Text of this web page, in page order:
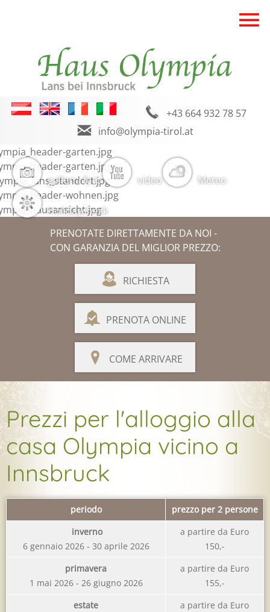
+43 664 932 78 57
info@olympia-tirol.at
galleria foto video Meteo
Holidaycheck
PRENOTATE DIRETTAMENTE DA NOI -
CON GARANZIA DEL MIGLIOR PREZZO:
RICHIESTA
PRENOTA ONLINE
COME ARRIVARE
Prezzi per l'alloggio alla
casa Olympia vicino a
Innsbruck
periodo
prezzo per 2 persone
inverno
6 gennaio 2026 - 30 aprile 2026
a partire da Euro
150,-
primavera
1 mai 2026 - 26 giugno 2026
a partire da Euro
155,-
estate
a partire da Euro